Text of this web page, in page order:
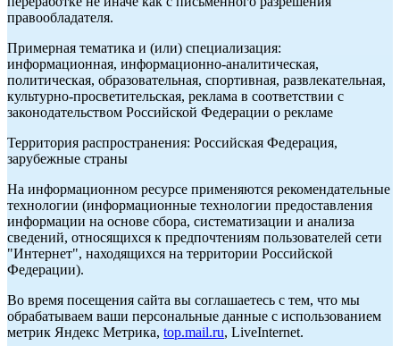
правообладателя.
Примерная тематика и (или) специализация:
информационная, информационно-аналитическая,
политическая, образовательная, спортивная, развлекательная,
культурно-просветительская, реклама в соответствии с
законодательством Российской Федерации о рекламе
Территория распространения: Российская Федерация,
зарубежные страны
На информационном ресурсе применяются рекомендательные
технологии (информационные технологии предоставления
информации на основе сбора, систематизации и анализа
сведений, относящихся к предпочтениям пользователей сети
"Интернет", находящихся на территории Российской
Федерации).
Во время посещения сайта вы соглашаетесь с тем, что мы
обрабатываем ваши персональные данные с использованием
метрик Яндекс Метрика, top.mail.ru, LiveInternet.